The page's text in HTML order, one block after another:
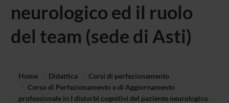
neurologico ed il ruolo
del team (sede di Asti)
Home Didattica
Corsi di perfezionamento
Corso di Perfezionamento e di Aggiornamento
professionale in I disturbi cognitivi del paziente neurologico